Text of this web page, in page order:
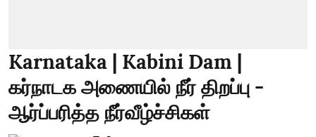
Karnataka | Kabini Dam |
கர்நாடக அணையில் நீர் திறப்பு -
ஆர்ப்பரித்த நீர்வீழ்ச்சிகள்